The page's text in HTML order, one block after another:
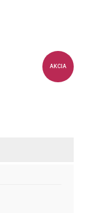
AKCIA